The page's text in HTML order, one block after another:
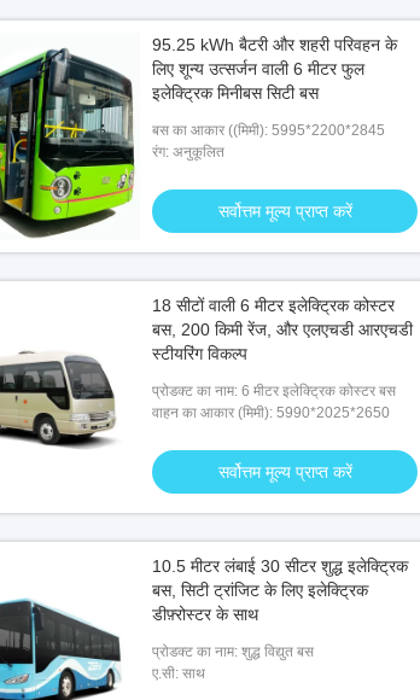
मूल्य प्राप्त करें
वीडियो
12 मीटर बैटरी इलेक्ट्रिक बस
सर्वोत्तम मूल्य प्राप्त करें
95.25 kWh बैटरी और शहरी परिवहन के
लिए शून्य उत्सर्जन वाली 6 मीटर फुल
इलेक्ट्रिक मिनीबस सिटी बस
बस का आकार ((मिमी): 5995*2200*2845
रंग: अनुकूलित
सर्वोत्तम मूल्य प्राप्त करें
18 सीटों वाली 6 मीटर इलेक्ट्रिक कोस्टर
बस, 200 किमी रेंज, और एलएचडी आरएचडी
स्टीयरिंग विकल्प
प्रोडक्ट का नाम: 6 मीटर इलेक्ट्रिक कोस्टर बस
वाहन का आकार (मिमी): 5990*2025*2650
सर्वोत्तम मूल्य प्राप्त करें
10.5 मीटर लंबाई 30 सीटर शुद्ध इलेक्ट्रिक
बस, सिटी ट्रांजिट के लिए इलेक्ट्रिक
डीफ़्रोस्टर के साथ
प्रोडक्ट का नाम: शुद्ध विद्युत बस
ए.सी: साथ